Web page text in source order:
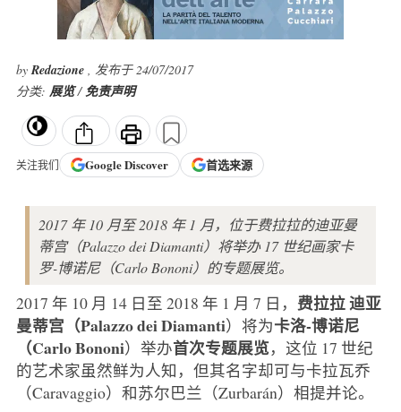
byRedazione , 发布于 24/07/2017
分类: 展览/免责声明
关注我们 GoogleDiscover 首选来源
2017 年 10 月至 2018 年 1 月，位于费拉拉的迪亚曼
蒂宫（Palazzo dei Diamanti）将举办 17 世纪画家卡
罗-博诺尼（Carlo Bononi）的专题展览。
2017 年 10 月 14 日至 2018 年 1 月 7 日， 费拉拉迪亚
曼蒂宫（Palazzo dei Diamanti）将为卡洛-博诺尼
（Carlo Bononi）举办首次专题展览，这位 17 世纪
的艺术家虽然鲜为人知，但其名字却可与卡拉瓦乔
（Caravaggio）和苏尔巴兰（Zurbarán）相提并论。